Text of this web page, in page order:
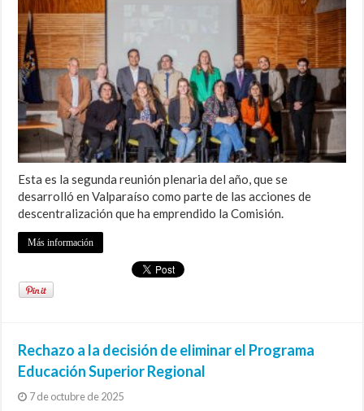
Esta es la segunda reunión plenaria del año, que se
desarrolló en Valparaíso como parte de las acciones de
descentralización que ha emprendido la Comisión.
Más información
Rechazo a la decisión de eliminar el Programa
Educación Superior Regional
7 de octubre de 2025